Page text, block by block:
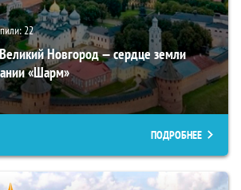
22
Новгород — сердце земли
«Шарм»
ПОДРОБНЕЕ